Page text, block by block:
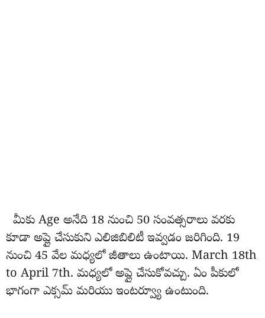
మీకు Age అనేది 18 నుంచి 50 సంవత్సరాలు వరకు
కూడా అప్లై చేసుకుని ఎలిజిబిలిటీ ఇవ్వడం జరిగింది. 19
నుంచి 45 వేల మధ్యలో జీతాలు ఉంటాయి. March 18th
to April 7th. మధ్యలో అప్లై చేసుకోవచ్చు. ఏం పీకులో
భాగంగా ఎక్సమ్ మరియు ఇంటర్వ్యూ ఉంటుంది.